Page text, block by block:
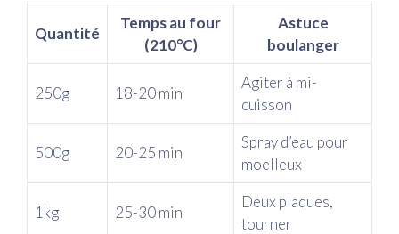
Quantité
Temps au four
(210°C)
Astuce
boulanger
250g 18-20 min
Agiter à mi-
cuisson
500g 20-25 min
Spray d’eau pour
moelleux
1kg 25-30 min
Deux plaques,
tourner